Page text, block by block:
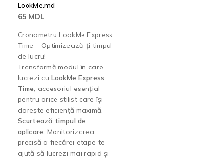
LookMe.md
65 MDL
Cronometru LookMe Express
Time – Optimizează-ți timpul
de lucru!
Transformă modul în care
lucrezi cuLookMe Express
Time , accesoriul esențial
pentru orice stilist care își
dorește eficiență maximă.
Scurtează timpul de
aplicare: Monitorizarea
precisă a fiecărei etape te
ajută să lucrezi mai rapid și